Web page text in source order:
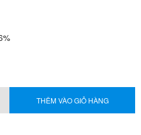
THÊM VÀO GIỎ HÀNG